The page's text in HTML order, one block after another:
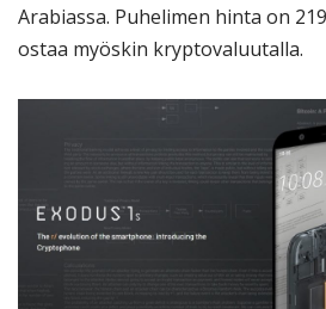
Arabiassa. Puhelimen hinta on
ostaa myöskin kryptovaluutalla.